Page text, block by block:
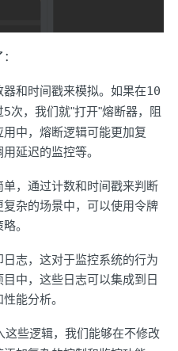
和时间戳来模拟。如果在10
5次，我们就"打开"熔断器，阻
中，熔断逻辑可能更加复
延迟的监控等。
，通过计数和时间戳来判断
杂的场景中，可以使用令牌
。
志，这对于监控系统的行为
中，这些日志可以集成到日
能分析。
这些逻辑，我们能够在不修改